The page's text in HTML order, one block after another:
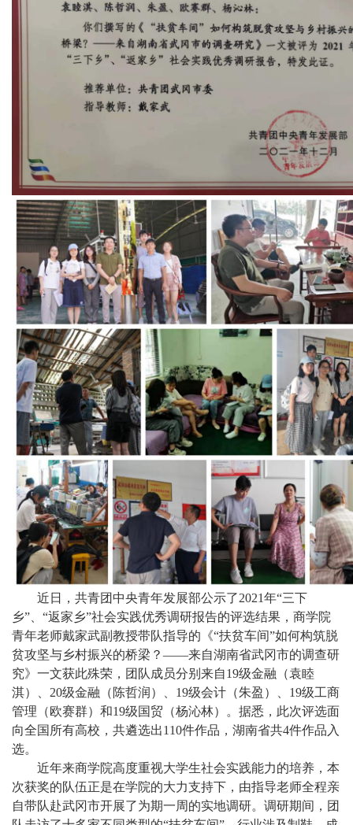
近日，共青团中央青年发展部公示了2021年“三下
乡”、“返家乡”社会实践优秀调研报告的评选结果，商学院
青年老师戴家武副教授带队指导的《“扶贫车间”如何构筑脱
贫攻坚与乡村振兴的桥梁？——来自湖南省武冈市的调查研
究》一文获此殊荣，团队成员分别来自19级金融（袁睦
淇）、20级金融（陈哲润）、19级会计（朱盈）、19级工商
管理（欧赛群）和19级国贸（杨沁林）。据悉，此次评选面
向全国所有高校，共遴选出110件作品，湖南省共4件作品入
选。
近年来商学院高度重视大学生社会实践能力的培养，本
次获奖的队伍正是在学院的大力支持下，由指导老师全程亲
自带队赴武冈市开展了为期一周的实地调研。调研期间，团